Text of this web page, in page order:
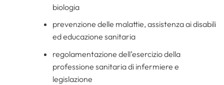
biologia
prevenzione delle malattie, assistenza ai disabili
ed educazione sanitaria
regolamentazione dell’esercizio della
professione sanitaria di infermiere e
legislazione